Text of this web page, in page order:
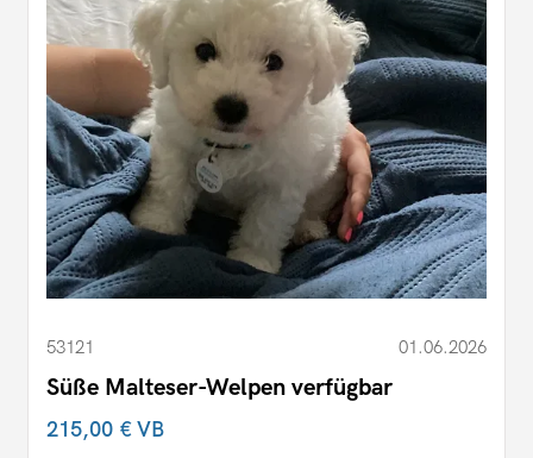
53121 01.06.2026
Süße Malteser-Welpen verfügbar
215,00 €VB